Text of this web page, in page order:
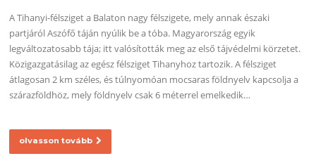
A Tihanyi-félsziget a Balaton nagy félszigete, mely annak északi
partjáról Aszófő táján nyúlik be a tóba. Magyarország egyik
legváltozatosabb tája; itt valósították meg az első tájvédelmi körzetet.
Közigazgatásilag az egész félsziget Tihanyhoz tartozik. A félsziget
átlagosan 2 km széles, és túlnyomóan mocsaras földnyelv kapcsolja a
szárazföldhöz, mely földnyelv csak 6 méterrel emelkedik…
olvasson tovább